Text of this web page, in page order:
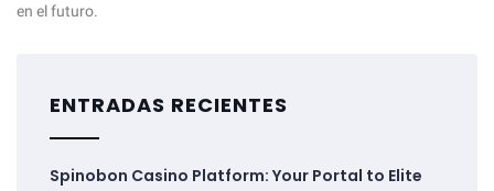
en el futuro.
ENTRADAS RECIENTES
Spinobon Casino Platform: Your Portal to Elite